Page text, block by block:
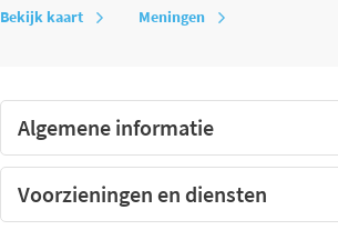
Bekijk kaart Meningen
Algemene informatie
Voorzieningen en diensten